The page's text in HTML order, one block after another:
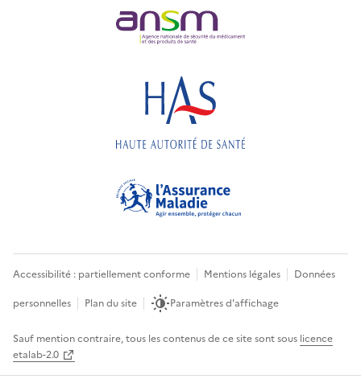
Accessibilité : partiellement conforme Mentions légales
Données
personnelles
Plan du site Paramètres d'affichage
Sauf mention contraire, tous les contenus de ce site sont sous licence
etalab-2.0